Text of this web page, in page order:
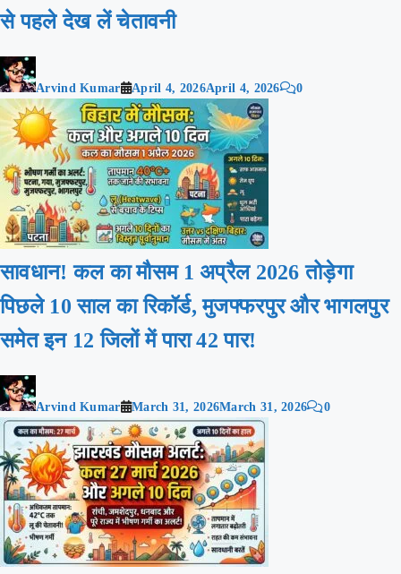
से पहले देख लें चेतावनी
Arvind Kumar April 4, 2026April 4, 2026 0
सावधान! कल का मौसम 1 अप्रैल 2026 तोड़ेगा
पिछले 10 साल का रिकॉर्ड, मुजफ्फरपुर और भागलपुर
समेत इन 12 जिलों में पारा 42 पार!
Arvind Kumar March 31, 2026March 31, 2026 0